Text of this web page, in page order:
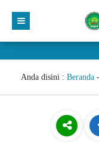
Anda disini : Beranda-